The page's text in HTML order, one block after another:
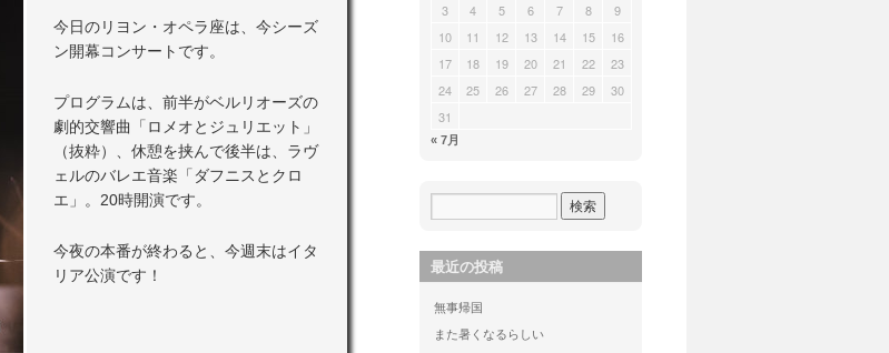
今日のリヨン・オペラ座は、今シーズ
ン開幕コンサートです。
プログラムは、前半がベルリオーズの
劇的交響曲「ロメオとジュリエット」
（抜粋）、休憩を挟んで後半は、ラヴ
ェルのバレエ音楽「ダフニスとクロ
エ」。20時開演です。
今夜の本番が終わると、今週末はイタ
リア公演です！
3
4 5 6 7 8
9
10
11 12 13 14 15
16
17
18 19 20 21 22
23
24
25 26 27 28 29
30
31
« 7月
最近の投稿
無事帰国
また暑くなるらしい